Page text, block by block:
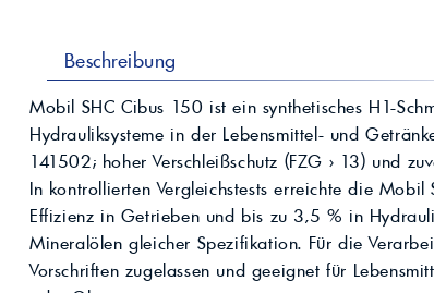
Frostschutz
Alkylatbenzin
Industrieöle
Traktoröle
Motorrad
Hydrauliköle
Schmierfette
Spezialöle
BASF
Industriechemie
Futtermittel
Kosmetik
in
Entschwefelung
und Farbmittel für
Kühlflüssigkeit für
Rechenzentren –
Immersion Cooling
Mobil
REFLEX Total
VW
Beschreibung
Mobil SHC Cibus 150 ist ein synthetisches H1-
Hydrauliksysteme in der Lebensmittel- und
141502; hoher Verschleißschutz (FZG > 13) und
In kontrollierten Vergleichstests erreichte die
Effizienz in Getrieben und bis zu 3,5 % in
Mineralölen gleicher Spezifikation. Für die
Vorschriften zugelassen und geeignet für